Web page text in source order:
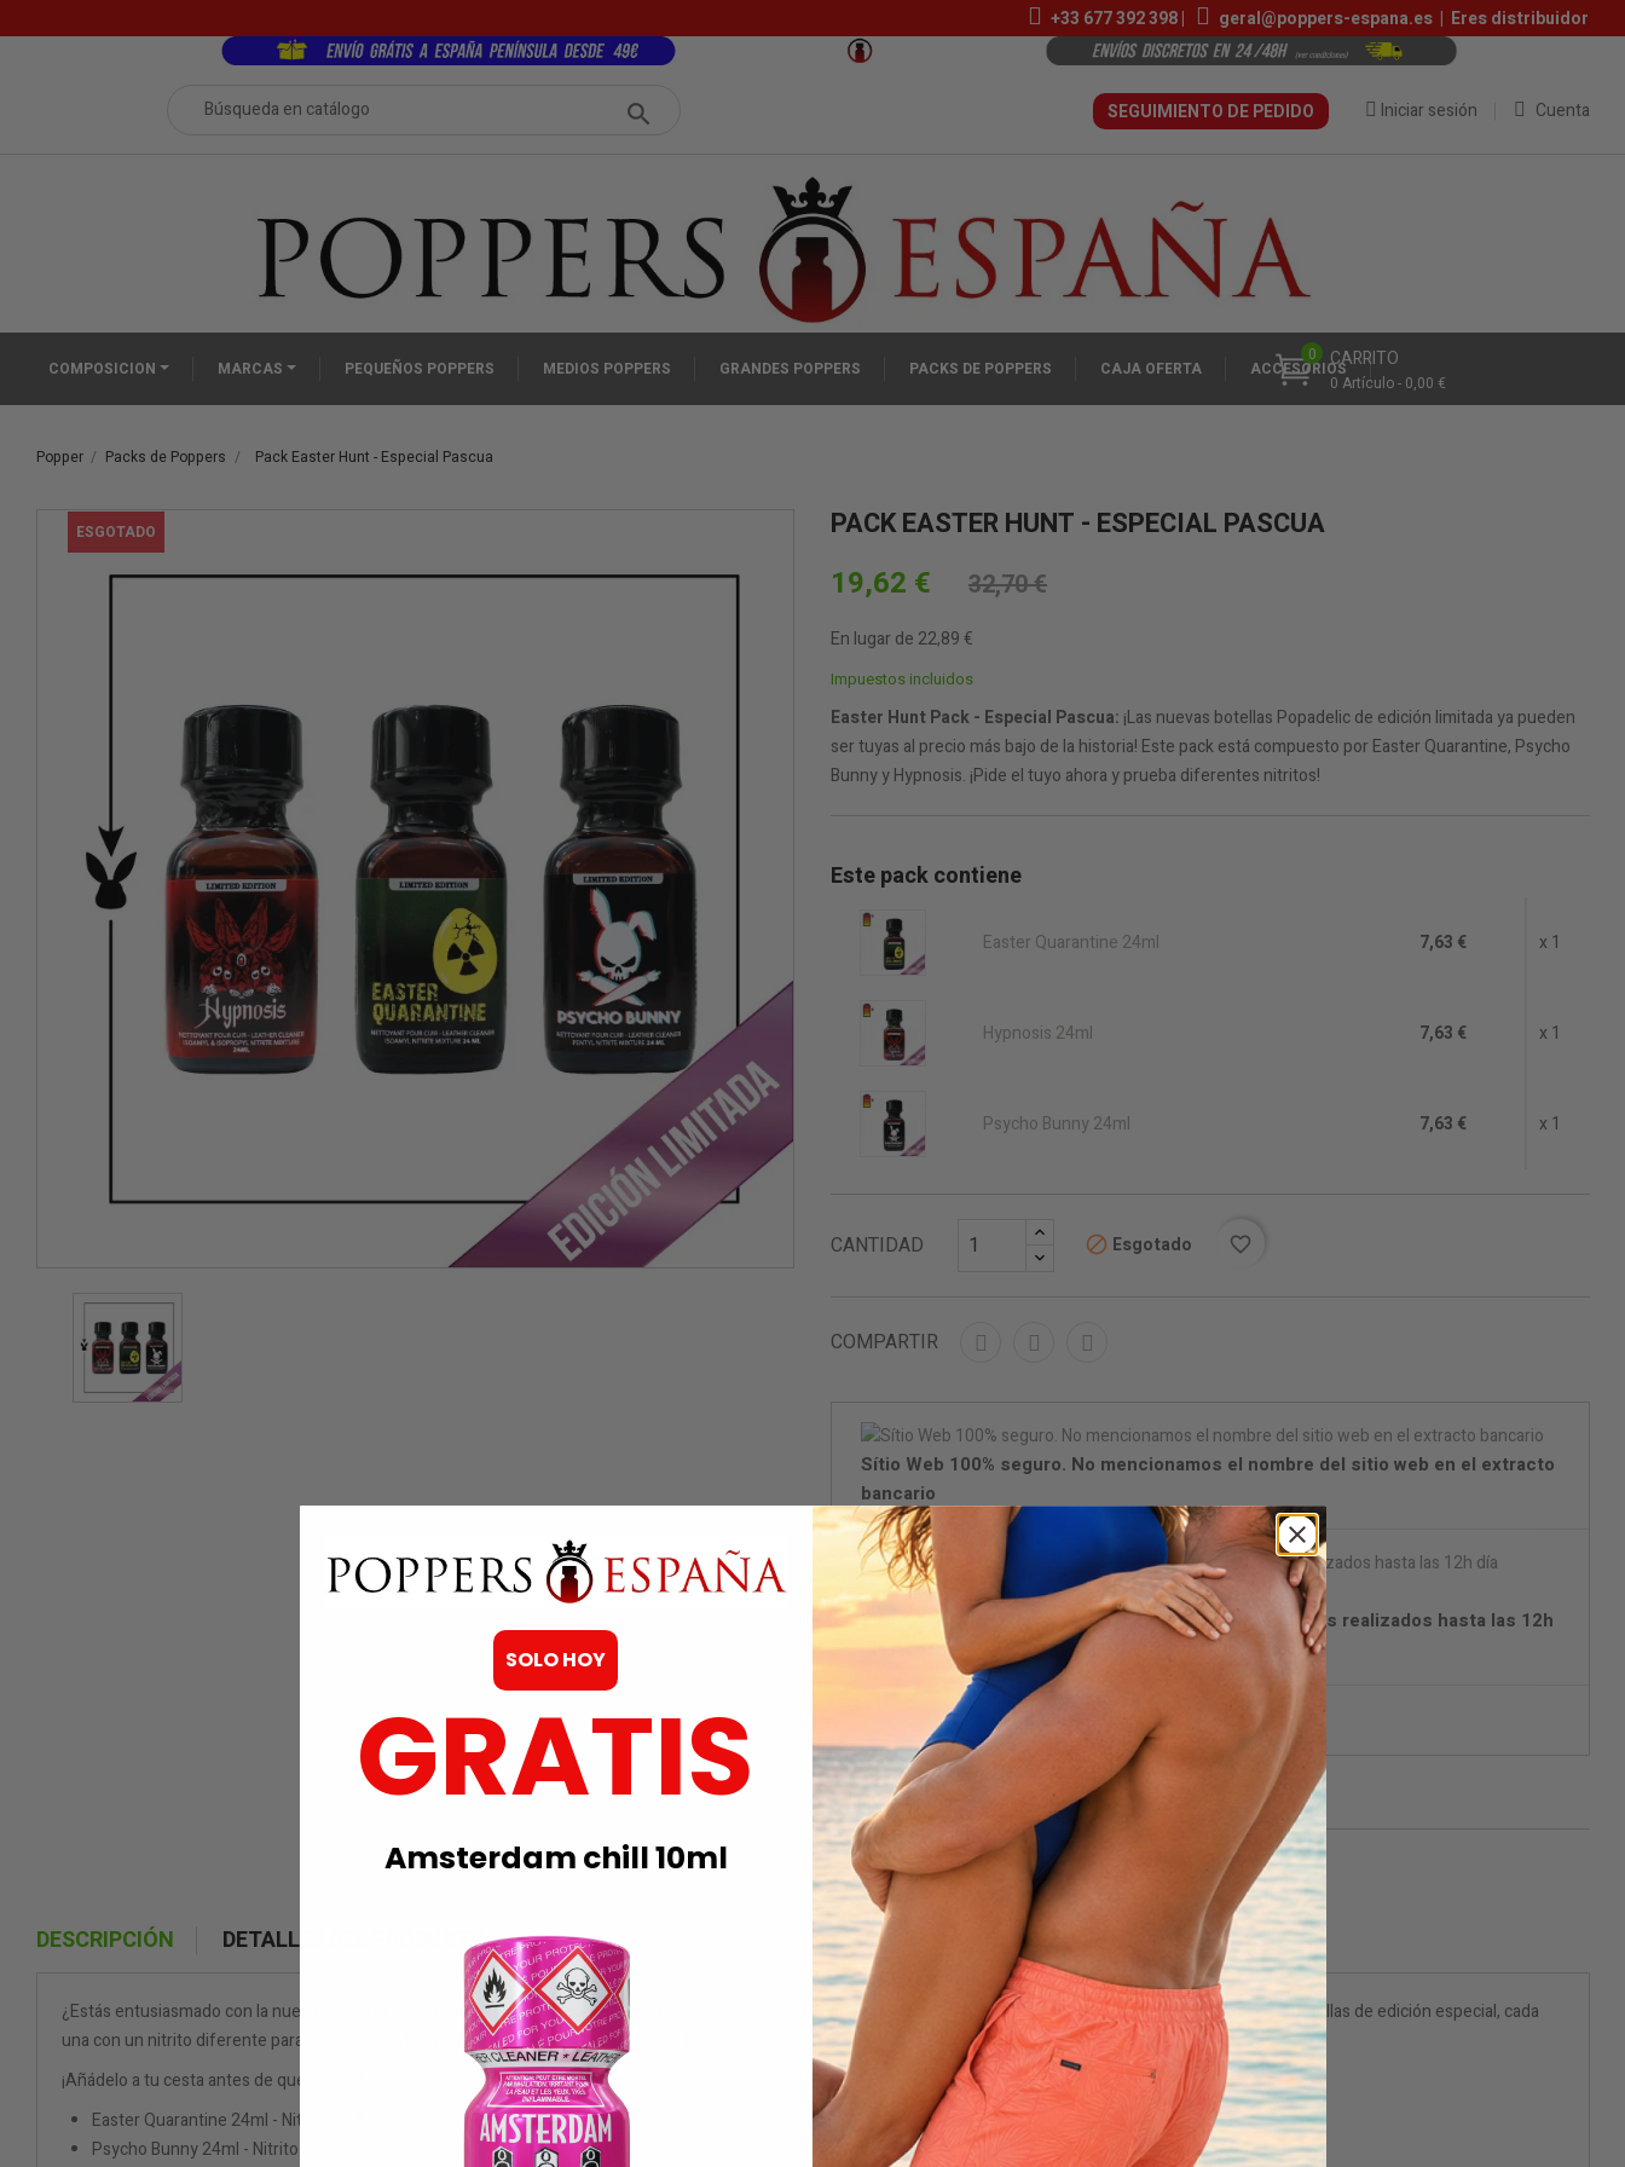
+33 677 392 398 | geral@poppers-espana.es | Eres distribuidor
Cuenta
Iniciar sesión
SEGUIMIENTO DE PEDIDO
CARRITO
0 Artículo - 0,00 €
0
COMPOSICION MARCAS PEQUEÑOS POPPERS MEDIOS POPPERS GRANDES POPPERS PACKS DE POPPERS CAJA OFERTA ACCESÓRIOS
Popper Packs de Poppers Pack Easter Hunt - Especial Pascua
PACK
ESGOTADO PACK EASTER HUNT - ESPECIAL PASCUA
19,62 € 32,70 €
En lugar de 22,89 €
Impuestos incluidos
Easter Hunt Pack - Especial Pascua: ¡Las nuevas botellas Popadelic de edición limitada ya pueden
ser tuyas al precio más bajo de la historia! Este pack está compuesto por Easter Quarantine, Psycho
Bunny y Hypnosis. ¡Pide el tuyo ahora y prueba diferentes nitritos!
Este pack contiene
Easter Quarantine 24ml 7,63 € x 1
Hypnosis 24ml 7,63 € x 1
Psycho Bunny 24ml 7,63 € x 1
CANTIDAD  Esgotado favorite_border
COMPARTIR
Sítio Web 100% seguro. No mencionamos el nombre del sitio web en el extracto
bancario
Entrega en 24/48 horas (con Chrono Express) Pedidos realizados hasta las 12h
día laboral se entregan en 24/48h (España Península)
Embalaje discreto
Notificarme cuando esté disponible
DESCRIPCIÓN DETALLES DEL PRODUCTO
¿Estás entusiasmado con la nueva edición limitada y quieres probar todas las botellas? Entonces este pack económico es para ti. Easter Hunt se compone de las tres botellas de edición especial, cada
una con un nitrito diferente para que puedas disfrutar de diferentes efectos, ¡pero todos igual de potentes!
¡Añádelo a tu cesta antes de que se agote!
Easter Quarantine 24ml - Nitrito de Amilo;
Psycho Bunny 24ml - Nitrito de Pentyl;
SOLO HOY
GRATIS
Amsterdam chill 10ml